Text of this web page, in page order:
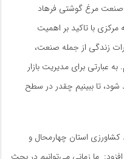
صنعت مرغ گوشتی فرهاد
با تاکید بر اهمیت
زندگی از جمله صنعت،
عبارتی برای مدیریت بازار
تا ببینیم چقدر در سطح
استان چهارمحال و